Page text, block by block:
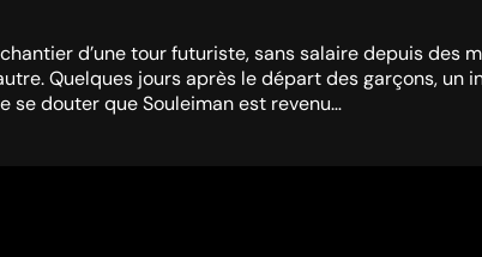
d’une tour futuriste, sans salaire depuis des
Quelques jours après le départ des garçons,
se douter que Souleiman est revenu…